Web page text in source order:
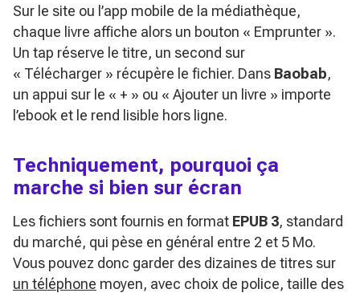
Sur le site ou l’app mobile de la médiathèque,
chaque livre affiche alors un bouton « Emprunter ».
Un tap réserve le titre, un second sur
« Télécharger » récupère le fichier. Dans Baobab,
un appui sur le « + » ou « Ajouter un livre » importe
l’ebook et le rend lisible hors ligne.
Techniquement, pourquoi ça
marche si bien sur écran
Les fichiers sont fournis en format EPUB 3, standard
du marché, qui pèse en général entre 2 et 5 Mo.
Vous pouvez donc garder des dizaines de titres sur
un téléphone moyen, avec choix de police, taille des